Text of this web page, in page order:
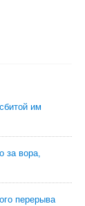
им
за вора,
перерыва